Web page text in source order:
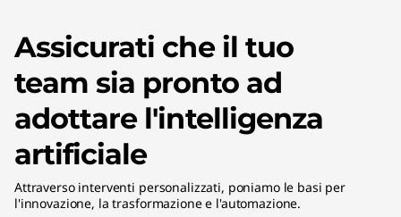
Assicurati che il tuo
team sia pronto ad
adottare l'intelligenza
artificiale
Attraverso interventi personalizzati, poniamo le basi per
l'innovazione, la trasformazione e l'automazione.